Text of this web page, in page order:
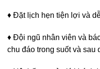
♦ Đặt lịch hẹn tiện lợi và
♦ Đội ngũ nhân viên và
chu đáo trong suốt và sau